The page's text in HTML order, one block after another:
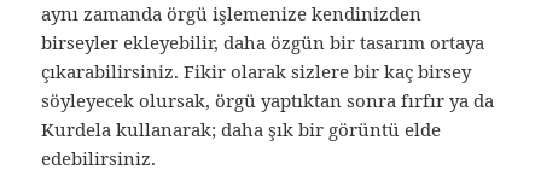
aynı zamanda örgü işlemenize kendinizden
birseyler ekleyebilir, daha özgün bir tasarım ortaya
çıkarabilirsiniz. Fikir olarak sizlere bir kaç birsey
söyleyecek olursak, örgü yaptıktan sonra fırfır ya da
Kurdela kullanarak; daha şık bir görüntü elde
edebilirsiniz.